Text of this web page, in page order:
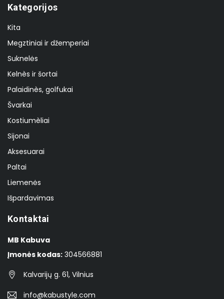
Kategorijos
Kita
Megztiniai ir džemperiai
Suknelės
Kelnès ir šortai
Palaidinès, golfukai
Švarkai
Kostiumèliai
Sijonai
Aksesuarai
Paltai
Liemenės
Išpardavimas
Kontaktai
MB Kabuva
Įmonės kodas: 304566881
Kalvarijų g. 61, Vilnius
info@kabustyle.com